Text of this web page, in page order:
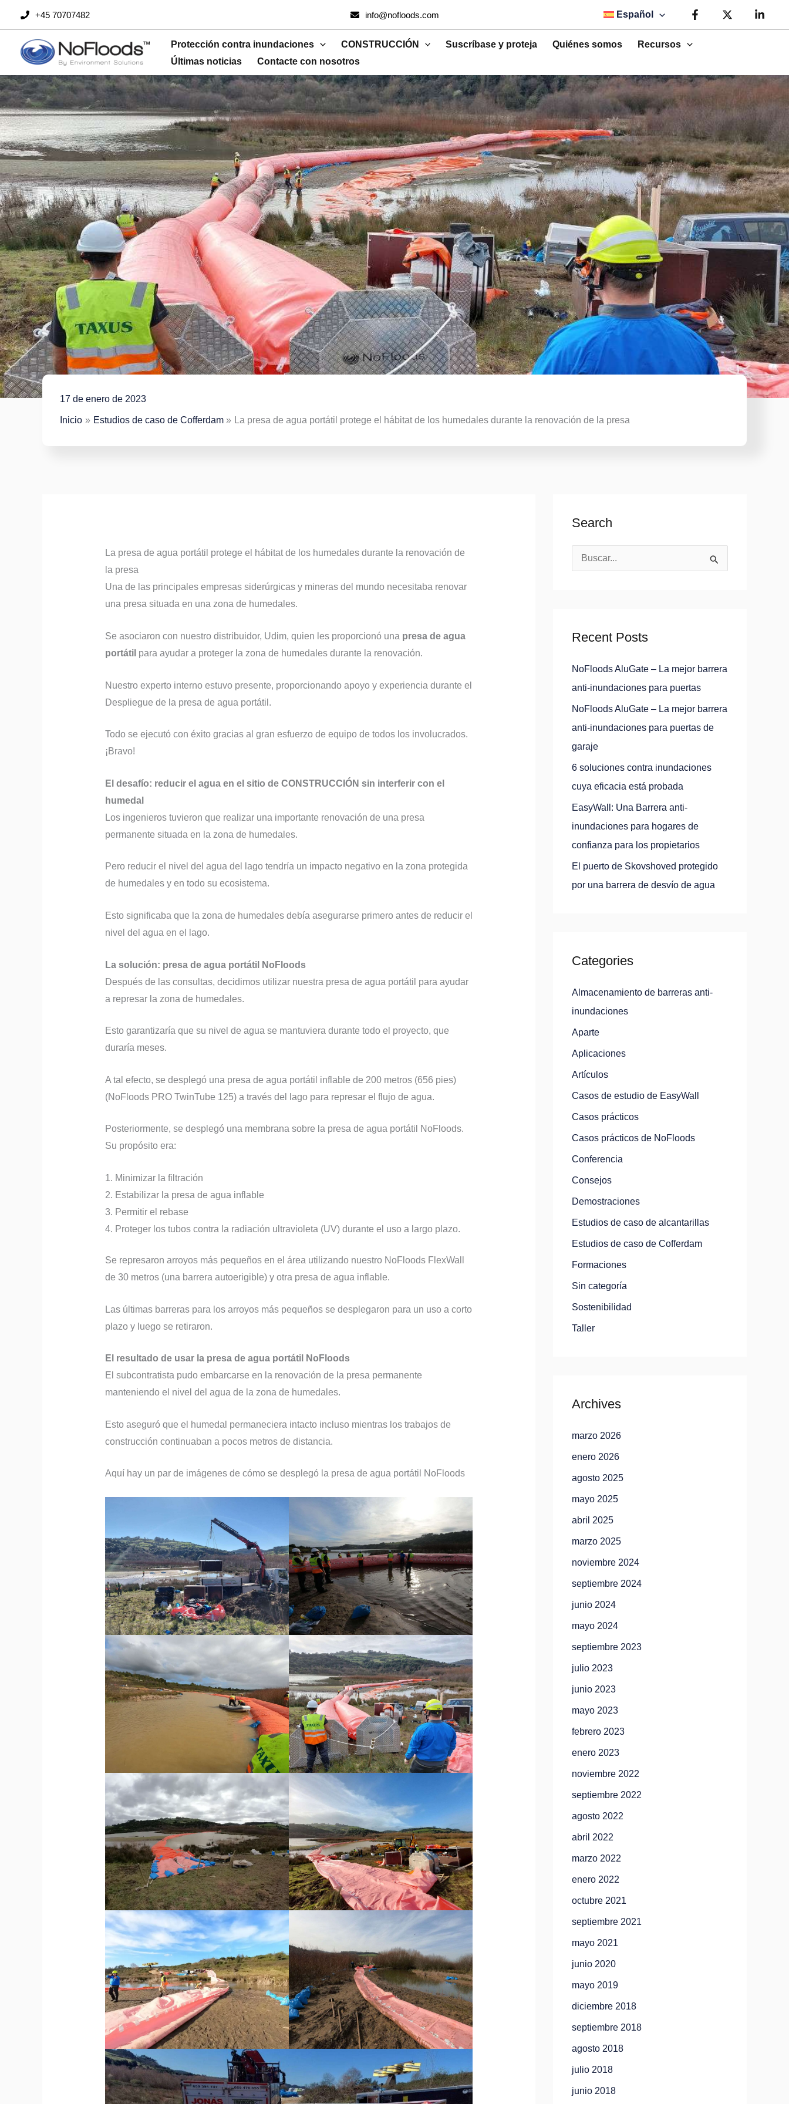
contenido
+45 70707482 info@nofloods.com Español
Protección contra inundaciones CONSTRUCCIÓN Suscríbase y proteja Quiénes somos
Recursos
Últimas noticias
Contacte con nosotros
17 de enero de 2023
Inicio Estudios de caso de Cofferdam La presa de agua portátil protege el hábitat de los humedales durante la renovación de la presa
La presa de agua portátil protege el hábitat de los humedales durante la renovación de
la presa
Una de las principales empresas siderúrgicas y mineras del mundo necesitaba renovar
una presa situada en una zona de humedales.
Se asociaron con nuestro distribuidor, Udim, quien les proporcionó una presa de agua
portátil para ayudar a proteger la zona de humedales durante la renovación.
Nuestro experto interno estuvo presente, proporcionando apoyo y experiencia durante el
Despliegue de la presa de agua portátil.
Todo se ejecutó con éxito gracias al gran esfuerzo de equipo de todos los involucrados.
¡Bravo!
El desafío: reducir el agua en el sitio de CONSTRUCCIÓN sin interferir con el
humedal
Los ingenieros tuvieron que realizar una importante renovación de una presa
permanente situada en la zona de humedales.
Pero reducir el nivel del agua del lago tendría un impacto negativo en la zona protegida
de humedales y en todo su ecosistema.
Esto significaba que la zona de humedales debía asegurarse primero antes de reducir el
nivel del agua en el lago.
La solución: presa de agua portátil NoFloods
Después de las consultas, decidimos utilizar nuestra presa de agua portátil para ayudar
a represar la zona de humedales.
Esto garantizaría que su nivel de agua se mantuviera durante todo el proyecto, que
duraría meses.
A tal efecto, se desplegó una presa de agua portátil inflable de 200 metros (656 pies)
(NoFloods PRO TwinTube 125) a través del lago para represar el flujo de agua.
Posteriormente, se desplegó una membrana sobre la presa de agua portátil NoFloods.
Su propósito era:
Minimizar la filtración
Estabilizar la presa de agua inflable
Permitir el rebase
Proteger los tubos contra la radiación ultravioleta (UV) durante el uso a largo plazo.
Se represaron arroyos más pequeños en el área utilizando nuestro NoFloods FlexWall
de 30 metros (una barrera autoerigible) y otra presa de agua inflable.
Las últimas barreras para los arroyos más pequeños se desplegaron para un uso a corto
plazo y luego se retiraron.
El resultado de usar la presa de agua portátil NoFloods
El subcontratista pudo embarcarse en la renovación de la presa permanente
manteniendo el nivel del agua de la zona de humedales.
Esto aseguró que el humedal permaneciera intacto incluso mientras los trabajos de
construcción continuaban a pocos metros de distancia.
Aquí hay un par de imágenes de cómo se desplegó la presa de agua portátil NoFloods
Search
a
p
o
r
:
Recent Posts
NoFloods AluGate – La mejor barrera
anti-inundaciones para puertas
NoFloods AluGate – La mejor barrera
anti-inundaciones para puertas de
garaje
6 soluciones contra inundaciones
cuya eficacia está probada
EasyWall: Una Barrera anti-
inundaciones para hogares de
confianza para los propietarios
El puerto de Skovshoved protegido
por una barrera de desvío de agua
Categories
Almacenamiento de barreras anti-
inundaciones
Aparte
Aplicaciones
Artículos
Casos de estudio de EasyWall
Casos prácticos
Casos prácticos de NoFloods
Conferencia
Consejos
Demostraciones
Estudios de caso de alcantarillas
Estudios de caso de Cofferdam
Formaciones
Sin categoría
Sostenibilidad
Taller
Archives
marzo 2026
enero 2026
agosto 2025
mayo 2025
abril 2025
marzo 2025
noviembre 2024
septiembre 2024
junio 2024
mayo 2024
septiembre 2023
julio 2023
junio 2023
mayo 2023
febrero 2023
enero 2023
noviembre 2022
septiembre 2022
agosto 2022
abril 2022
marzo 2022
enero 2022
octubre 2021
septiembre 2021
mayo 2021
junio 2020
mayo 2019
diciembre 2018
septiembre 2018
agosto 2018
julio 2018
junio 2018